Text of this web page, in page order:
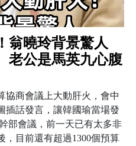
翁曉玲背景驚人
老公是馬英九心腹
協商會議上大動肝火，會中
插話發言，讓韓國瑜當場發
部會議，前一天已有太多非
，目前還有超過1300個預算